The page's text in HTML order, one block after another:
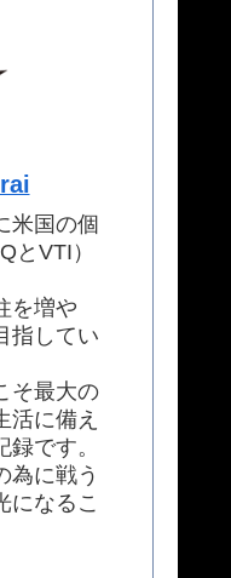
米国の個
とVTI）
を増や
指してい
そ最大の
活に備え
です。
為に戦う
になるこ